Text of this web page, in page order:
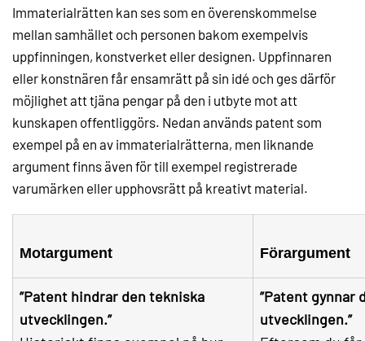
Immaterialrätten kan ses som en överenskommelse
mellan samhället och personen bakom exempelvis
uppfinningen, konstverket eller designen. Uppfinnaren
eller konstnären får ensamrätt på sin idé och ges därför
möjlighet att tjäna pengar på den i utbyte mot att
kunskapen offentliggörs. Nedan används patent som
exempel på en av immaterialrätterna, men liknande
argument finns även för till exempel registrerade
varumärken eller upphovsrätt på kreativt material.
Motargument Förargument
”Patent hindrar den tekniska
utvecklingen.”
”Patent gynnar
utvecklingen.”